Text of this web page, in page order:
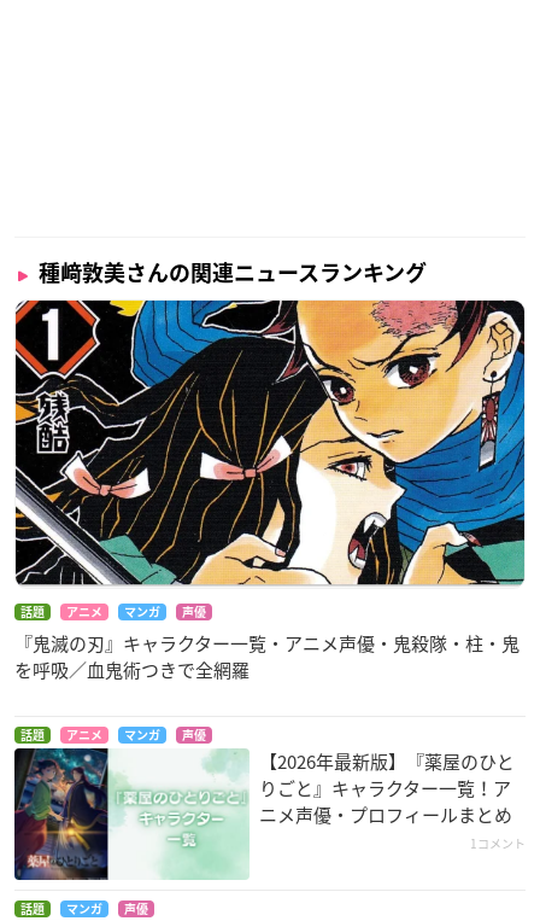
調査期間：2024年9月13日（金）～9月20日（金）
有効投票数：8634票
種﨑敦美さんの関連ニュースランキング
話題 アニメ マンガ 声優
『鬼滅の刃』キャラクター一覧・アニメ声優・鬼殺隊・柱・鬼
を呼吸／血鬼術つきで全網羅
話題 アニメ マンガ 声優
【2026年最新版】『薬屋のひと
りごと』キャラクター一覧！ア
ニメ声優・プロフィールまとめ
1コメント
話題 マンガ 声優